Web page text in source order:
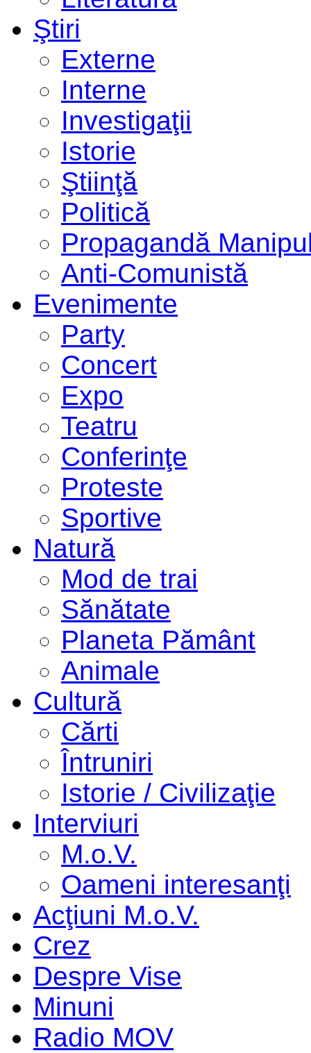
Ştiri
Externe
Interne
Investigaţii
Istorie
Ştiinţă
Politică
Propagandă
Anti-Comunistă
Evenimente
Party
Concert
Expo
Teatru
Conferinţe
Proteste
Sportive
Natură
Mod de trai
Sănătate
Planeta Pământ
Animale
Cultură
Cărti
Întruniri
Istorie / Civilizaţie
Interviuri
M.o.V.
Oameni interesanţi
Acţiuni M.o.V.
Crez
Despre Vise
Minuni
Radio MOV